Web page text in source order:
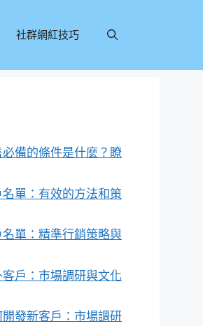
社群網紅技巧
備的條件是什麼？瞭
單：有效的方法和策
單：精準行銷策略與
戶：市場調研與文化
開發新客戶：市場調研